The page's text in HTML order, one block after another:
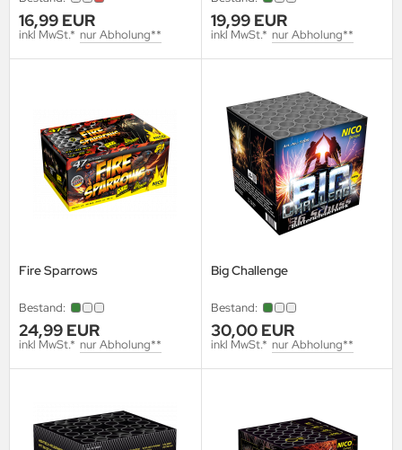
16,99 EUR
inkl MwSt.* nur Abholung**
19,99 EUR
inkl MwSt.* nur Abholung**
Fire Sparrows
Bestand:
24,99 EUR
inkl MwSt.* nur Abholung**
Big Challenge
Bestand:
30,00 EUR
inkl MwSt.* nur Abholung**